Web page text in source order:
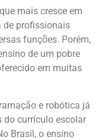
mais cresce em
de profissionais
funções. Porém,
de um pobre
em muitas
e robótica já
currículo escolar
Brasil, o ensino